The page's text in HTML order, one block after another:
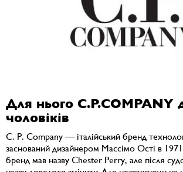
Для нього C.P.COMPANY
чоловіків
C. P. Company — італійський бренд
заснований дизайнером Массімо Ості в
бренд мав назву Chester Perry, але після